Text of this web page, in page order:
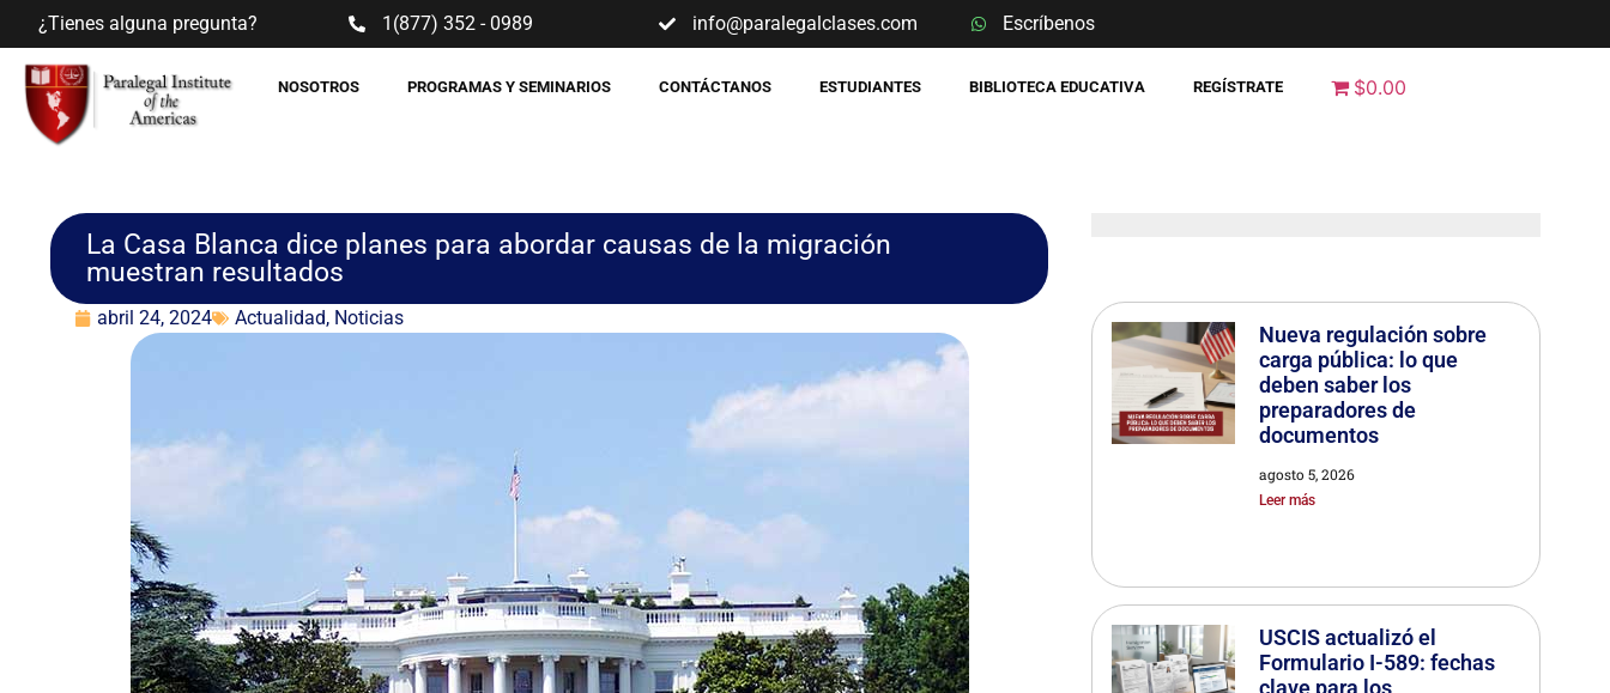
¿Tienes alguna pregunta? 1(877) 352 - 0989 info@paralegalclases.com Escríbenos
NOSOTROS PROGRAMAS Y SEMINARIOS CONTÁCTANOS ESTUDIANTES BIBLIOTECA EDUCATIVA REGÍSTRATE $0.00
La Casa Blanca dice planes para abordar causas de la migración
muestran resultados
abril 24, 2024 Actualidad, Noticias
Nueva regulación sobre
carga pública: lo que
deben saber los
preparadores de
documentos
agosto 5, 2026
Leer más
USCIS actualizó el
Formulario I-589: fechas
clave para los